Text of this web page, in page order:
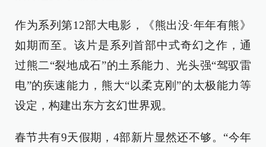
作为系列第12部大电影，《熊出没·年年有熊》
如期而至。该片是系列首部中式奇幻之作，通
过熊二“裂地成石”的土系能力、光头强“驾驭雷
电”的疾速能力，熊大“以柔克刚”的太极能力等
设定，构建出东方玄幻世界观。
春节共有9天假期，4部新片显然还不够。“今年